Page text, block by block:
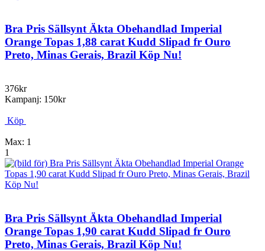
Bra Pris Sällsynt Äkta Obehandlad Imperial
Orange Topas 1,88 carat Kudd Slipad fr Ouro
Preto, Minas Gerais, Brazil Köp Nu!
376kr
Kampanj: 150kr
Köp
Max: 1
1
Bra Pris Sällsynt Äkta Obehandlad Imperial
Orange Topas 1,90 carat Kudd Slipad fr Ouro
Preto, Minas Gerais, Brazil Köp Nu!